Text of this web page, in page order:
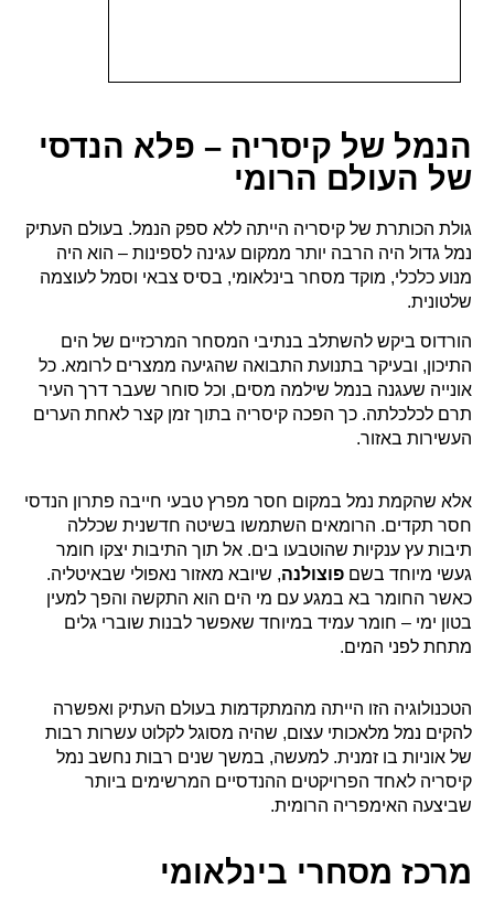
הנמל של קיסריה – פלא הנדסי
של העולם הרומי
גולת הכותרת של קיסריה הייתה ללא ספק הנמל. בעולם העתיק
נמל גדול היה הרבה יותר ממקום עגינה לספינות – הוא היה
מנוע כלכלי, מוקד מסחר בינלאומי, בסיס צבאי וסמל לעוצמה
שלטונית.
הורדוס ביקש להשתלב בנתיבי המסחר המרכזיים של הים
התיכון, ובעיקר בתנועת התבואה שהגיעה ממצרים לרומא. כל
אונייה שעגנה בנמל שילמה מסים, וכל סוחר שעבר דרך העיר
תרם לכלכלתה. כך הפכה קיסריה בתוך זמן קצר לאחת הערים
העשירות באזור.
אלא שהקמת נמל במקום חסר מפרץ טבעי חייבה פתרון הנדסי
חסר תקדים. הרומאים השתמשו בשיטה חדשנית שכללה
תיבות עץ ענקיות שהוטבעו בים. אל תוך התיבות יצקו חומר
געשי מיוחד בשם פוצולנה, שיובא מאזור נאפולי שבאיטליה.
כאשר החומר בא במגע עם מי הים הוא התקשה והפך למעין
בטון ימי – חומר עמיד במיוחד שאפשר לבנות שוברי גלים
מתחת לפני המים.
הטכנולוגיה הזו הייתה מהמתקדמות בעולם העתיק ואפשרה
להקים נמל מלאכותי עצום, שהיה מסוגל לקלוט עשרות רבות
של אוניות בו זמנית. למעשה, במשך שנים רבות נחשב נמל
קיסריה לאחד הפרויקטים ההנדסיים המרשימים ביותר
שביצעה האימפריה הרומית.
מרכז מסחרי בינלאומי